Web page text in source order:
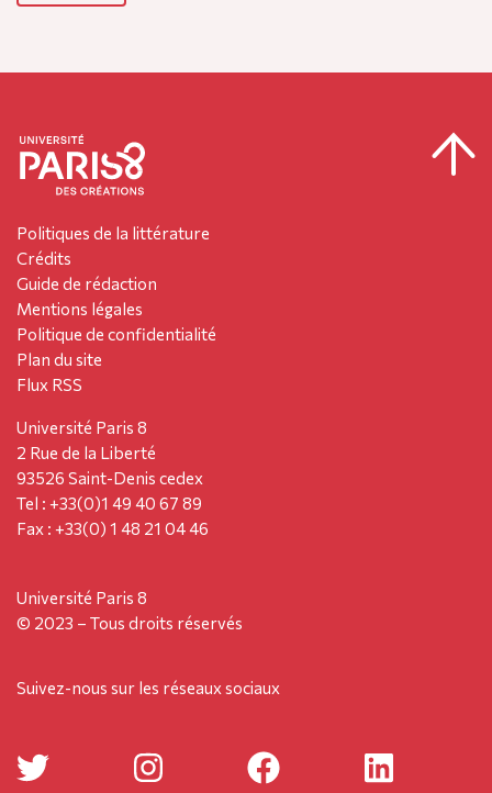
Politiques de la littérature
Crédits
Guide de rédaction
Mentions légales
Politique de confidentialité
Plan du site
Flux RSS
Université Paris 8
2 Rue de la Liberté
93526 Saint-Denis cedex
Tel : +33(0)1 49 40 67 89
Fax : +33(0) 1 48 21 04 46
Université Paris 8
© 2023 – Tous droits réservés
Suivez-nous sur les réseaux sociaux